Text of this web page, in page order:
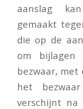
aanslag
gemaakt
die op de
om
bezwaar, met
het
verschijnt